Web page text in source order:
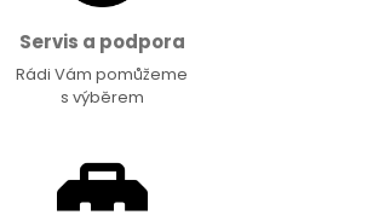
Servis a podpora
Rádi Vám pomůžeme
s výběrem